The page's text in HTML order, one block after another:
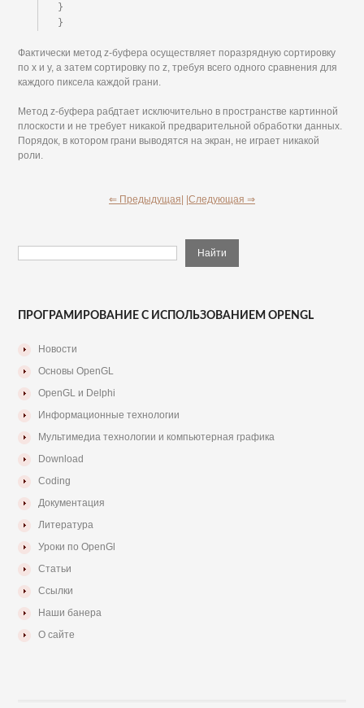
}
}
Фактически метод z-буфера осуществляет поразрядную сортировку
по х и у, а затем сортировку по z, требуя всего одного сравнения для
каждого пиксела каждой грани.
Метод z-буфера рабдтает исключительно в пространстве картинной
плоскости и не требует никакой предварительной обработки данных.
Порядок, в котором грани выводятся на экран, не играет никакой
роли.
⇐ Предыдущая| |Следующая ⇒
ПРОГРАМИРОВАНИЕ С ИСПОЛЬЗОВАНИЕМ OPENGL
Новости
Основы OpenGL
OpenGL и Delphi
Информационные технологии
Мультимедиа технологии и компьютерная графика
Download
Coding
Документация
Литература
Уроки по OpenGl
Статьи
Ссылки
Наши банера
О сайте